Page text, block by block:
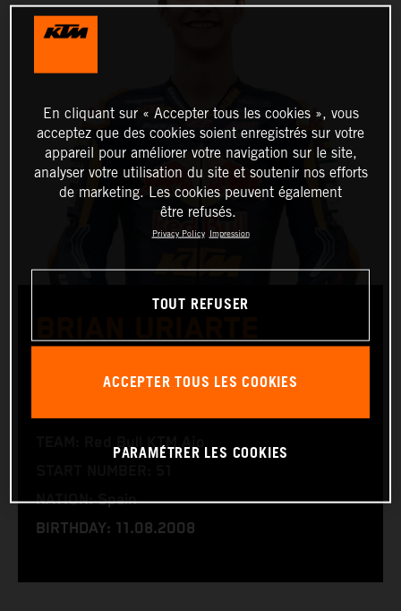
BRIAN URIARTE
TEAM: Red Bull KTM Ajo
NATION: Spain
BIRTHDAY: 11.08.2008
En cliquant sur « Accepter tous les cookies », vous
acceptez que des cookies soient enregistrés sur votre
appareil pour améliorer votre navigation sur le site,
analyser votre utilisation du site et soutenir nos efforts
de marketing. Les cookies peuvent également
être refusés.
Privacy Policy Impression
TOUT REFUSER
ACCEPTER TOUS LES COOKIES
PARAMÉTRER LES COOKIES